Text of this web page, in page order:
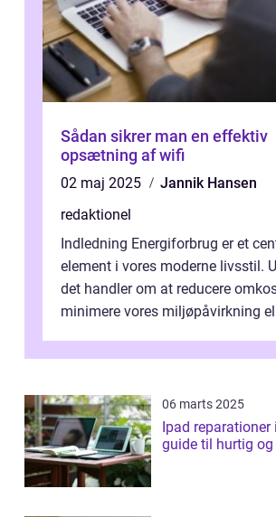
Sådan sikrer man en effektiv
opsætning af wifi
02 maj 2025
Jannik Hansen
redaktionel
Indledning Energiforbrug er et
element i vores moderne livsstil.
det handler om at reducere
minimere vores miljøpåvirkning
06 marts 2025
Ipad reparationer
guide til hurtig